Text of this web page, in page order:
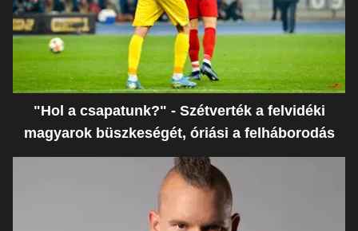
"Hol a csapatunk?" - Szétverték a felvidéki
magyarok büszkeségét, óriási a felháborodás